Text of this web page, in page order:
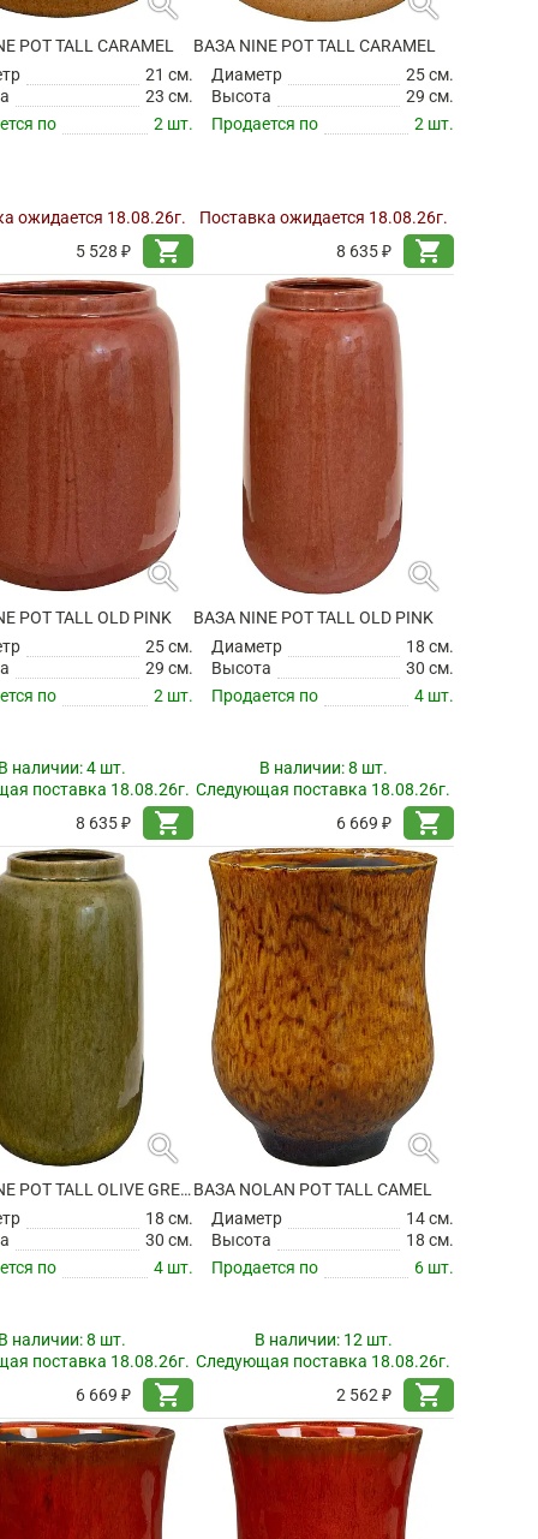
POT TALL CARAMEL
21 см.
23 см.
по
2 шт.
ожидается 18.08.26г.
5 528 ₽
shopping_cart
ВАЗА NINE POT TALL CARAMEL
Диаметр
25 см.
Высота
29 см.
Продается по
2 шт.
Поставка ожидается 18.08.26г.
8 635 ₽
shopping_cart
search
POT TALL OLD PINK
25 см.
29 см.
по
2 шт.
наличии:4 шт.
поставка 18.08.26г.
8 635 ₽
shopping_cart
search
ВАЗА NINE POT TALL OLD PINK
Диаметр
18 см.
Высота
30 см.
Продается по
4 шт.
В наличии:8 шт.
Следующая поставка 18.08.26г.
6 669 ₽
shopping_cart
search
ВАЗА NINE POT TALL OLIVE GREEN
18 см.
30 см.
по
4 шт.
наличии:8 шт.
поставка 18.08.26г.
6 669 ₽
shopping_cart
search
ВАЗА NOLAN POT TALL CAMEL
Диаметр
14 см.
Высота
18 см.
Продается по
6 шт.
В наличии: 12 шт.
Следующая поставка 18.08.26г.
2 562 ₽
shopping_cart